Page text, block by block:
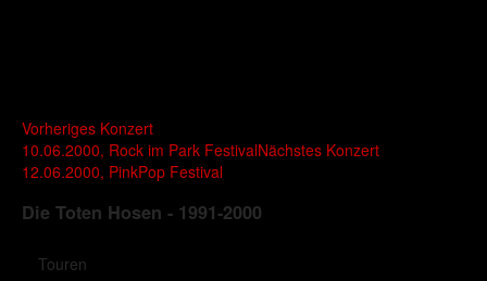
Vorheriges Konzert
10.06.2000, Rock im Park FestivalNächstes Konzert
12.06.2000, PinkPop Festival
Die Toten Hosen - 1991-2000
Touren